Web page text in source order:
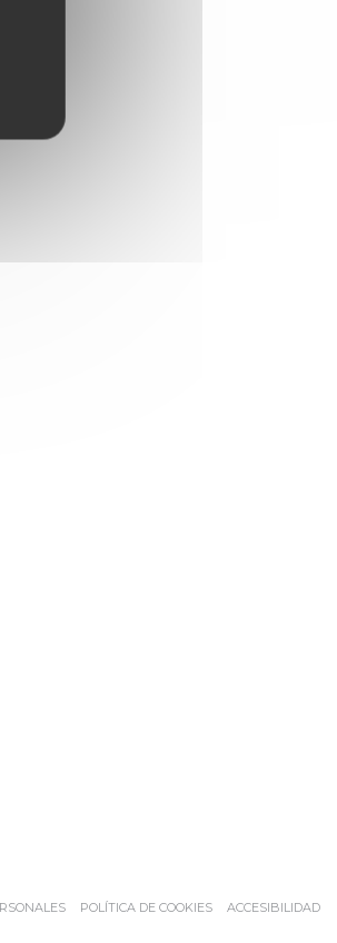
((ABRE EN UNA NUEVA VENTANA))
POLÍTICA DE COOKIES((ABRE EN UNA
ACCESIBILIDAD